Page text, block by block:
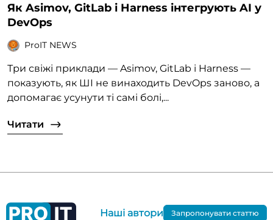
Як Asimov, GitLab і Harness інтегрують AI у
DevOps
ProIT NEWS
Три свіжі приклади — Asimov, GitLab і Harness —
показують, як ШІ не винаходить DevOps заново, а
допомагає усунути ті самі болі,...
Читати
Наші автори Запропонувати статтю